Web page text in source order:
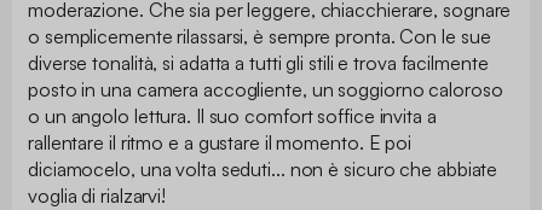
moderazione. Che sia per leggere, chiacchierare, sognare
o semplicemente rilassarsi, è sempre pronta. Con le sue
diverse tonalità, si adatta a tutti gli stili e trova facilmente
posto in una camera accogliente, un soggiorno caloroso
o un angolo lettura. Il suo comfort soffice invita a
rallentare il ritmo e a gustare il momento. E poi
diciamocelo, una volta seduti... non è sicuro che abbiate
voglia di rialzarvi!